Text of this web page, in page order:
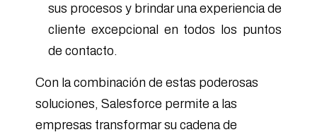
sus procesos y brindar una experiencia de
cliente excepcional en todos los puntos
de contacto.
Con la combinación de estas poderosas
soluciones, Salesforce permite a las
empresas transformar su cadena de